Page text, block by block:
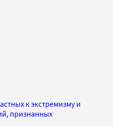
к экстремизму и
признанных